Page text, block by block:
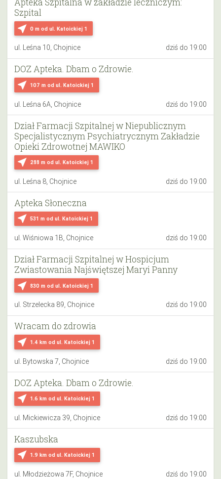
near_me 0 m od ul. Katoickiej 1
Szpital
ul. Leśna 10, Chojnice dziś do 19:00
near_me 107 m od ul. Katoickiej 1
DOZ Apteka. Dbam o Zdrowie.
ul. Leśna 6A, Chojnice dziś do 19:00
near_me 288 m od ul. Katoickiej 1
Dział Farmacji Szpitalnej w Niepublicznym
Specjalistycznym Psychiatrycznym Zakładzie
Opieki Zdrowotnej MAWIKO
ul. Leśna 8, Chojnice dziś do 19:00
near_me 531 m od ul. Katoickiej 1
Apteka Słoneczna
ul. Wiśniowa 1B, Chojnice dziś do 19:00
near_me 830 m od ul. Katoickiej 1
Dział Farmacji Szpitalnej w Hospicjum
Zwiastowania Najświętszej Maryi Panny
ul. Strzelecka 89, Chojnice dziś do 19:00
near_me 1.4 km od ul. Katoickiej 1
Wracam do zdrowia
ul. Bytowska 7, Chojnice dziś do 19:00
near_me 1.6 km od ul. Katoickiej 1
DOZ Apteka. Dbam o Zdrowie.
ul. Mickiewicza 39, Chojnice dziś do 19:00
near_me 1.9 km od ul. Katoickiej 1
Kaszubska
ul. Młodzieżowa 7F, Chojnice dziś do 19:00